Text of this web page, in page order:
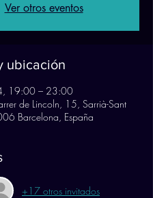
Ver otros eventos
ubicación
19:00 – 23:00
de Lincoln, 15, Sarrià-Sant
Barcelona, España
+17 otros invitados